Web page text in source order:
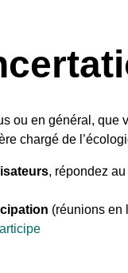
ou en général,
chargé de
, répondez
(réunions en